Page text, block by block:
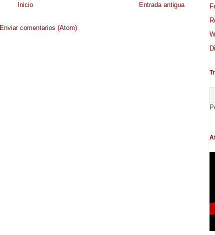
Entrada antigua
Inicio
Enviar comentarios (Atom)